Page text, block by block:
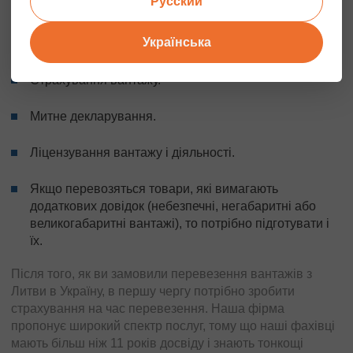
І одним з найважливіших факторів, які виконуються під
час доставки вантажів в Литву, є складання і підготовка
пакету необхідних документів. До них відносяться:
Страхування вантажу.
Митне декларування.
Ліцензування вантажу і діяльності.
Якщо перевозяться товари, які вимагають
додаткових довідок (небезпечні, негабаритні або
великогабаритні вантажі), то потрібно підготувати і
їх.
Після того, як ви замовили перевезення вантажів з
Литви в Україну, в першу чергу потрібно зробити
страхування на час перевезення. Наша фірма
пропонує широкий спектр послуг, тому що наші фахівці
мають більш ніж 11 років досвіду і знають тонкощі
Українська